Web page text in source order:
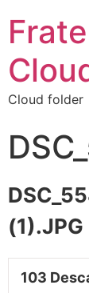
Cloud folder
(1).JPG
103